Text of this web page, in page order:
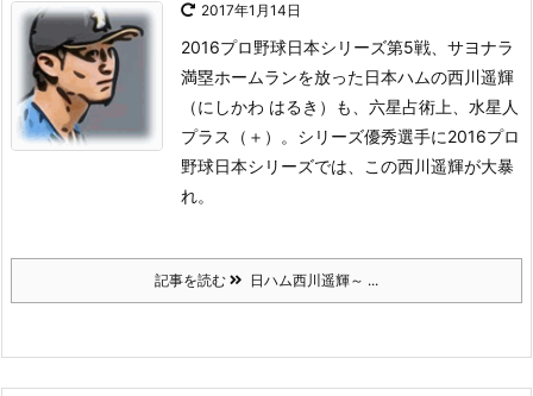
2017年1月14日
2016プロ野球日本シリーズ第5戦、サヨナラ
満塁ホームランを放った日本ハムの西川遥輝
（にしかわ はるき）も、六星占術上、水星人
プラス（＋）。 シリーズ優秀選手に2016プロ
野球日本シリーズでは、この西川遥輝が大暴
れ。
記事を読む 日ハム西川遥輝～ ...